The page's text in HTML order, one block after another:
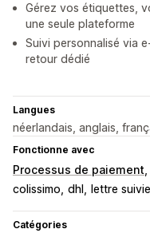
Gérez vos étiquettes,
une seule plateforme
Suivi personnalisé via
retour dédié
Langues
néerlandais, anglais,
Fonctionne avec
Processus de paiement
colissimo dhl lettre suivie
Catégories